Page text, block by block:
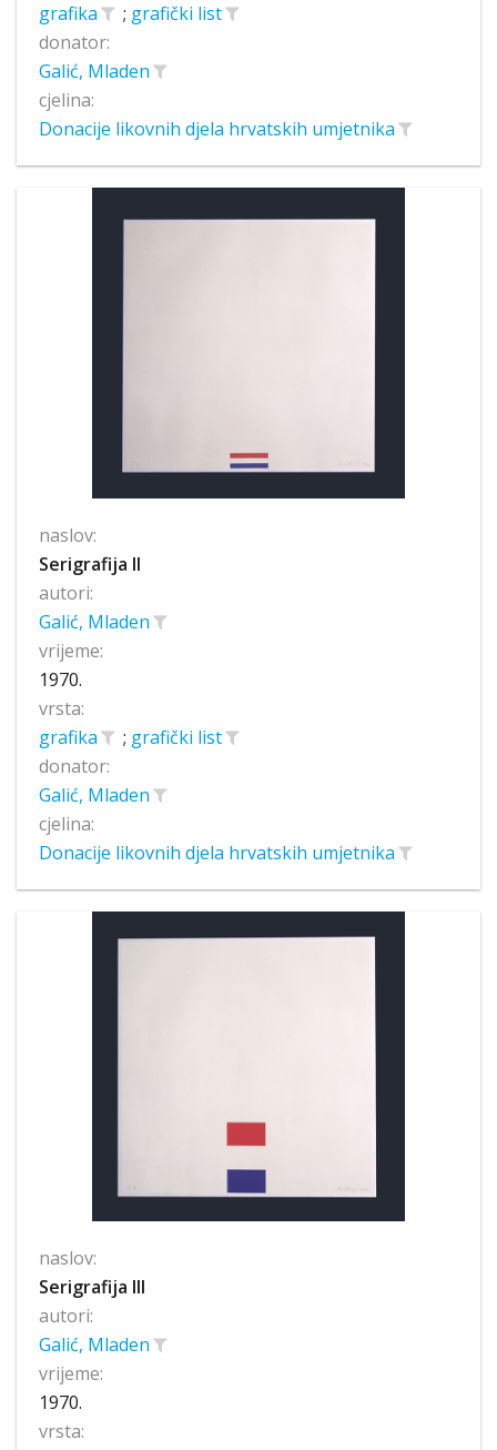
grafika
; grafički list
donator:
Galić, Mladen
cjelina:
Donacije likovnih djela hrvatskih umjetnika
naslov:
Serigrafija II
autori:
Galić, Mladen
vrijeme:
1970.
vrsta:
grafika
; grafički list
donator:
Galić, Mladen
cjelina:
Donacije likovnih djela hrvatskih umjetnika
naslov:
Serigrafija III
autori:
Galić, Mladen
vrijeme:
1970.
vrsta: